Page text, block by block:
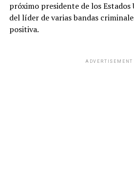
próximo presidente de los Estados
del líder de varias bandas
positiva.
ADVERTISEMENT